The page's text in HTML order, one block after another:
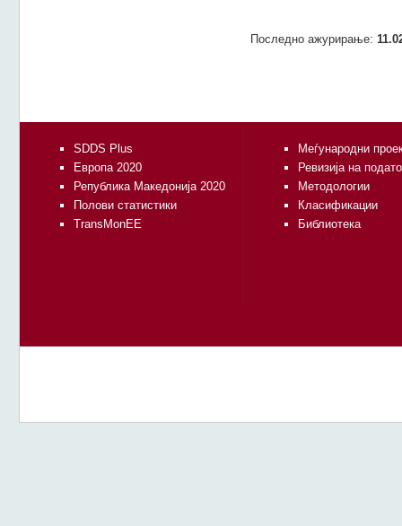
Последно ажурирање:
SDDS Plus
Европа 2020
Република Македонија 2020
Полови статистики
TransMonEE
Меѓународни
Ревизија на
Методологии
Класификации
Библиотека